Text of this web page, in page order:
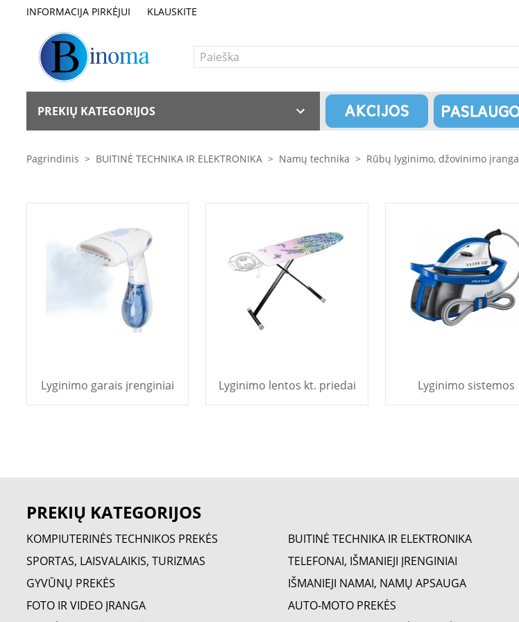
INFORMACIJA PIRKĖJUI KLAUSKITE
PREKIŲ KATEGORIJOS
Pagrindinis > BUITINĖ TECHNIKA IR ELEKTRONIKA > Namų technika > Rūbų lyginimo, džovinimo įranga
Lyginimo garais įrenginiai Lyginimo lentos kt. priedai Lyginimo sistemos
PREKIŲ KATEGORIJOS
KOMPIUTERINĖS TECHNIKOS PREKĖS
BUITINĖ TECHNIKA IR ELEKTRONIKA
SPORTAS, LAISVALAIKIS, TURIZMAS
TELEFONAI, IŠMANIEJI ĮRENGINIAI
GYVŪNŲ PREKĖS
IŠMANIEJI NAMAI, NAMŲ APSAUGA
FOTO IR VIDEO ĮRANGA
AUTO-MOTO PREKĖS